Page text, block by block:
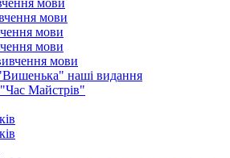
мови
мови
мови
мови
мови
наші видання
Майстрів"